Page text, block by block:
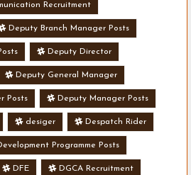
Recruitment
Deputy Branch Manager Posts
Deputy Director
Deputy General Manager
Posts Deputy Manager Posts
desiger Despatch Rider
Programme Posts
DFE DGCA Recruitment